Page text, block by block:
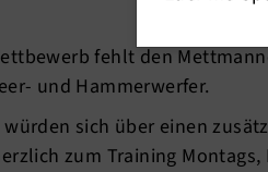
fehlt den
und Hammerwerfer.
würden sich über einen
zum Training